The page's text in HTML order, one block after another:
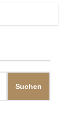
Suchen